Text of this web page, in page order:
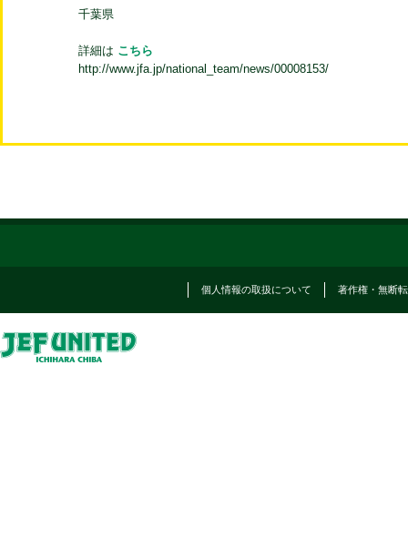
千葉県
詳細は こちら
http://www.jfa.jp/national_team/news/00008153/
個人情報の取扱について 著作権・無断